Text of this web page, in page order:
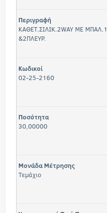
Περιγραφή
ΚΑΘΕΤ.ΣΙΛΙΚ.2WAY ΜΕ
&2ΠΛΕΥΡ.
Κωδικοί
02-25-2160
Ποσότητα
30,00000
Μονάδα Μέτρησης
Τεμάχιο